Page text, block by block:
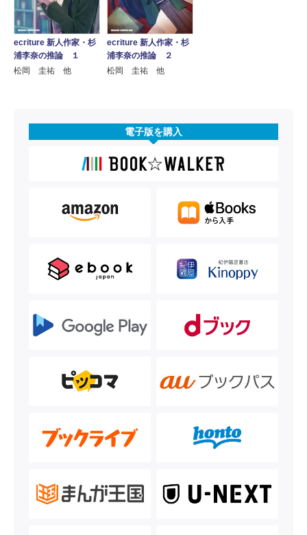
ecriture 新人作家・杉
浦李奈の推論 １
松岡 圭祐 他
ecriture 新人作家・杉
浦李奈の推論 ２
松岡 圭祐 他
電子版を購入